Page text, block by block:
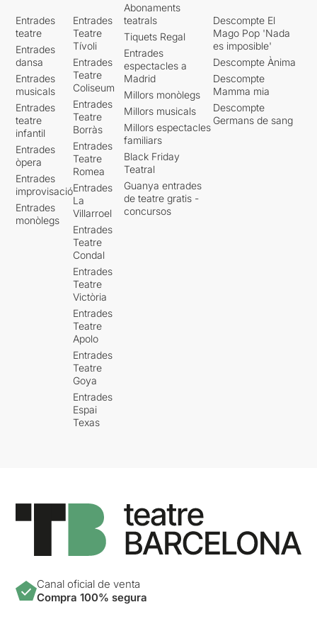
Entrades
teatre
Entrades
dansa
Entrades
musicals
Entrades
teatre
infantil
Entrades
òpera
Entrades
improvisació
Entrades
monòlegs
Entrades
Teatre
Tívoli
Entrades
Teatre
Coliseum
Entrades
Teatre
Borràs
Entrades
Teatre
Romea
Entrades
La
Villarroel
Entrades
Teatre
Condal
Entrades
Teatre
Victòria
Entrades
Teatre
Apolo
Entrades
Teatre
Goya
Entrades
Espai
Texas
Abonaments
teatrals
Tiquets Regal
Entrades
espectacles a
Madrid
Millors monòlegs
Millors musicals
Millors espectacles
familiars
Black Friday
Teatral
Guanya entrades
de teatre gratis -
concursos
Descompte El
Mago Pop 'Nada
es imposible'
Descompte Ànima
Descompte
Mamma mia
Descompte
Germans de sang
Canal oficial de venta
Compra 100% segura